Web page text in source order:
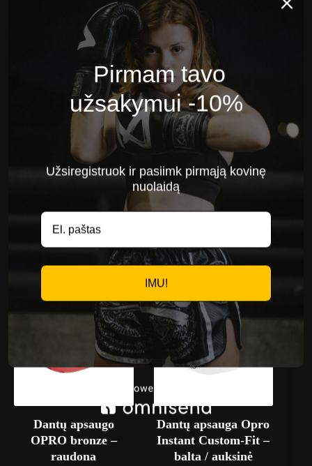
Panašūs produktai
Instant Custom-Fit –
juoda / balta
45,00€
Dantų Apsaugos
Opro Silver Balta /
16,95€
Dantų apsaugo
OPRO bronze –
raudona
Dantų apsauga Opro
Instant Custom-Fit –
balta / auksinė
Pirmam tavo
užsakymui -10%
Užsiregistruok ir pasiimk pirmąją kovinę
nuolaidą
IMU!